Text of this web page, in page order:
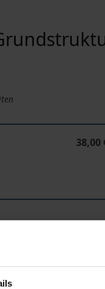
38,00